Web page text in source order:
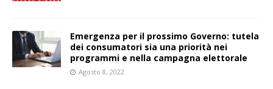
Emergenza per il prossimo Governo: tutela
dei consumatori sia una priorità nei
programmi e nella campagna elettorale
Agosto 8, 2022